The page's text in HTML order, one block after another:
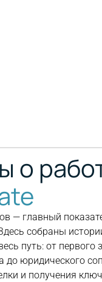
о
— главный
собраны
путь: от первого
до юридического
и получения